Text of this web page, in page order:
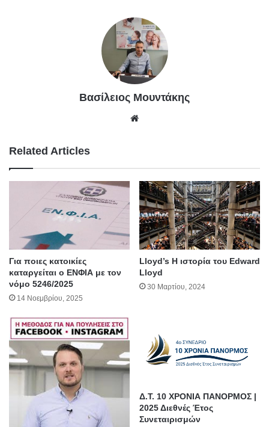
Βασίλειος Μουντάκης
Related Articles
Για ποιες κατοικίες
καταργείται ο ΕΝΦΙΑ με τον
νόμο 5246/2025
14 Νοεμβρίου, 2025
Lloyd’s Η ιστορία του Edward
Lloyd
30 Μαρτίου, 2024
Δ.Τ. 10 ΧΡΟΝΙΑ ΠΑΝΟΡΜΟΣ |
2025 Διεθνές Έτος
Συνεταιρισμών